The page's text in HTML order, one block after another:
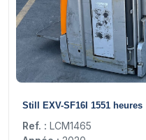
Still EXV-SF16I 1551 heures
Ref. : LCM1465